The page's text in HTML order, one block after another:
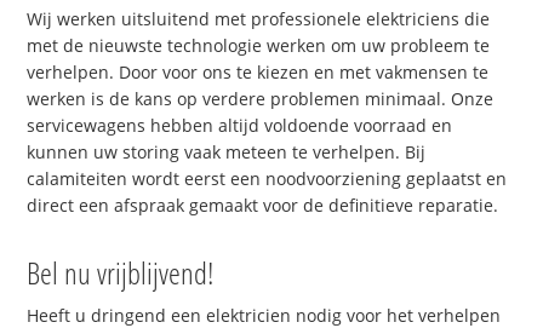
Wij werken uitsluitend met professionele elektriciens die
met de nieuwste technologie werken om uw probleem te
verhelpen. Door voor ons te kiezen en met vakmensen te
werken is de kans op verdere problemen minimaal. Onze
servicewagens hebben altijd voldoende voorraad en
kunnen uw storing vaak meteen te verhelpen. Bij
calamiteiten wordt eerst een noodvoorziening geplaatst en
direct een afspraak gemaakt voor de definitieve reparatie.
Bel nu vrijblijvend!
Heeft u dringend een elektricien nodig voor het verhelpen